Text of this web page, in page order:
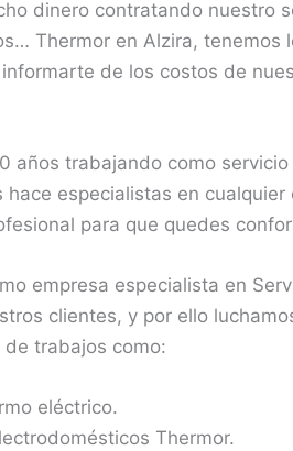
dinero contratando nuestro
Thermor en Alzira, tenemos
de los costos de
años trabajando como
hace especialistas en
para que quedes
empresa especialista en
clientes, y por ello
trabajos como:
eléctrico.
Thermor.